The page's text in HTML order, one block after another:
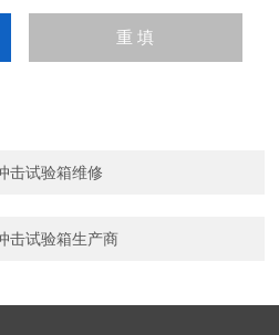
击试验箱维修
击试验箱生产商